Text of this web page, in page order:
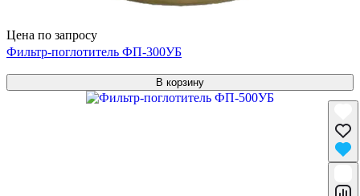
Цена по запросу
Фильтр-поглотитель ФП-300УБ
В корзину